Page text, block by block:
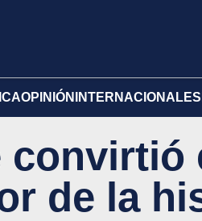
OPINIÓN INTERNACIONALES
convirtió
de la